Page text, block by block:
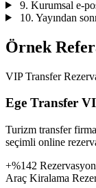
9. Kurumsal e-
10. Yayından
Örnek
VIP Transfer
Ege Transfer
Turizm transfer
seçimli online
+%142 Rezervasyon
Araç Kiralama